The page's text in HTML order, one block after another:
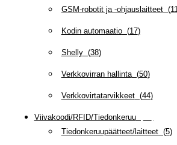
GSM-robotit ja -ohjauslaitteet(11
Kodin automaatio(17)
Shelly(38)
Verkkovirran hallinta(50)
Verkkovirtatarvikkeet(44)
Viivakoodi/RFID/Tiedonkeruu(
Tiedonkeruupäätteet/laitteet(5)